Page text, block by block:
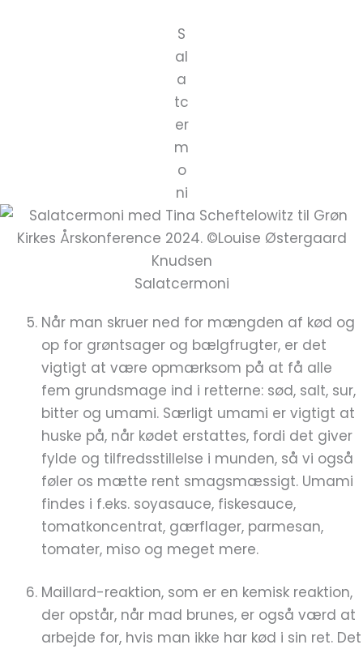
S
al
a
tc
er
m
o
ni
Salatcermoni
Når man skruer ned for mængden af kød og
op for grøntsager og bælgfrugter, er det
vigtigt at være opmærksom på at få alle
fem grundsmage ind i retterne: sød, salt, sur,
bitter og umami. Særligt umami er vigtigt at
huske på, når kødet erstattes, fordi det giver
fylde og tilfredsstillelse i munden, så vi også
føler os mætte rent smagsmæssigt. Umami
findes i f.eks. soyasauce, fiskesauce,
tomatkoncentrat, gærflager, parmesan,
tomater, miso og meget mere.
Maillard-reaktion, som er en kemisk reaktion,
der opstår, når mad brunes, er også værd at
arbejde for, hvis man ikke har kød i sin ret. Det